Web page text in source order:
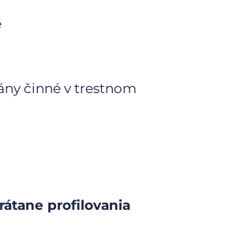
činné v trestnom
profilovania